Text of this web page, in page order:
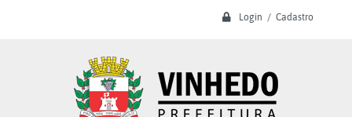
Login / Cadastro